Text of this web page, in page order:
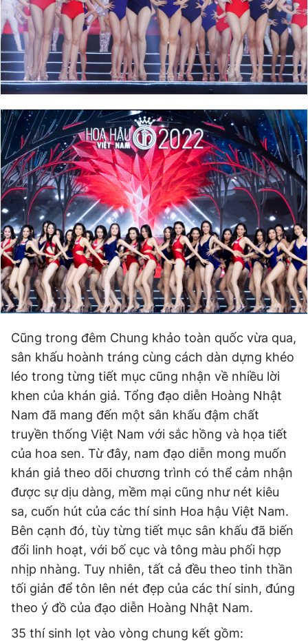
Cũng trong đêm Chung khảo toàn quốc vừa qua,
sân khấu hoành tráng cùng cách dàn dựng khéo
léo trong từng tiết mục cũng nhận về nhiều lời
khen của khán giả. Tổng đạo diễn Hoàng Nhật
Nam đã mang đến một sân khấu đậm chất
truyền thống Việt Nam với sắc hồng và họa tiết
của hoa sen. Từ đây, nam đạo diễn mong muốn
khán giả theo dõi chương trình có thể cảm nhận
được sự dịu dàng, mềm mại cũng như nét kiêu
sa, cuốn hút của các thí sinh Hoa hậu Việt Nam.
Bên cạnh đó, tùy từng tiết mục sân khấu đã biến
đổi linh hoạt, với bố cục và tông màu phối hợp
nhịp nhàng. Tuy nhiên, tất cả đều theo tinh thần
tối giản để tôn lên nét đẹp của các thí sinh, đúng
theo ý đồ của đạo diễn Hoàng Nhật Nam.
35 thí sinh lọt vào vòng chung kết gồm: